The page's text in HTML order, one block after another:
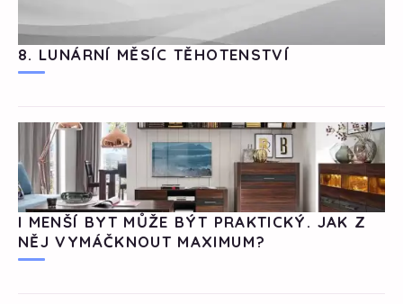
8. LUNÁRNÍ MĚSÍC TĚHOTENSTVÍ
I MENŠÍ BYT MŮŽE BÝT PRAKTICKÝ. JAK Z
NĚJ VYMÁČKNOUT MAXIMUM?